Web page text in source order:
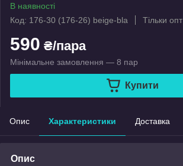
В наявності
Код: 176-30 (176-26) beige-bla
Тільки опт
590 ₴/пара
Мінімальне замовлення — 8 пар
Купити
Опис Характеристики Доставка
Опис